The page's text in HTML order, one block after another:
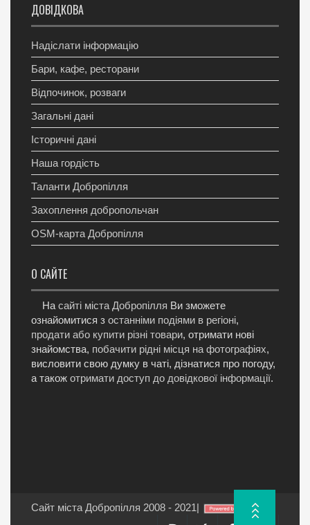
ДОВІДКОВА
Надіслати інформацію
Бари, кафе, ресторани
Відпочинок, розваги
Загальні дані
Історичні дані
Наша гордість
Таланти Добропілля
Захоплення добропольчан
OSM-карта Добропілля
О САЙТЕ
На сайті міста Добропілля Ви зможете
ознайомитися з останніми подіями в регіоні,
продати або купити різні товари, отримати нові
знайомства, побачити рідні місця на фотографіях,
висловити свою думку в чаті, дізнатися про погоду,
а також отримати доступ до довідкової інформації.
Сайт міста Добропілля 2008 - 2021|